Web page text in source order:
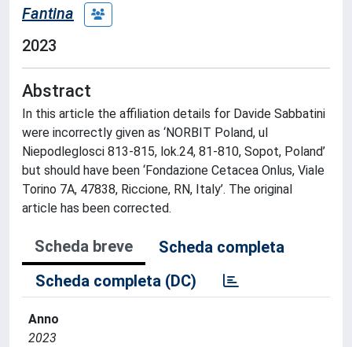
Fantina
2023
Abstract
In this article the affiliation details for Davide Sabbatini
were incorrectly given as ‘NORBIT Poland, ul
Niepodleglosci 813-815, lok.24, 81-810, Sopot, Poland’
but should have been ‘Fondazione Cetacea Onlus, Viale
Torino 7A, 47838, Riccione, RN, Italy’. The original
article has been corrected.
Scheda breve
Scheda completa
Scheda completa (DC)
Anno
2023